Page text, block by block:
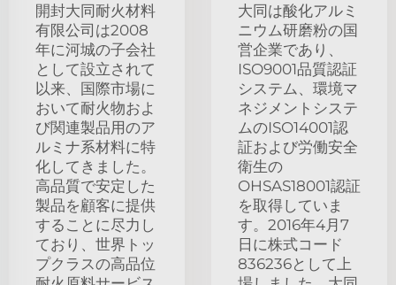
開封大同耐火材料
有限公司は2008
年に河城の子会社
として設立されて
以来、国際市場に
おいて耐火物およ
び関連製品用のア
ルミナ系材料に特
化してきました。
高品質で安定した
製品を顧客に提供
することに尽力し
ており、世界トッ
プクラスの高品位
大同は酸化アルミ
ニウム研磨粉の国
営企業であり、
ISO9001品質認証
システム、環境マ
ネジメントシステ
ムのISO14001認
証および労働安全
衛生の
OHSAS18001認証
を取得していま
す。2016年4月7
日に株式コード
836236として上